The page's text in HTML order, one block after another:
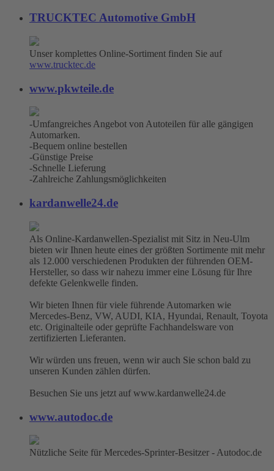
TRUCKTEC Automotive GmbH
Unser komplettes Online-Sortiment finden Sie auf
www.trucktec.de
www.pkwteile.de
-Umfangreiches Angebot von Autoteilen für alle gängigen
Automarken.
-Bequem online bestellen
-Günstige Preise
-Schnelle Lieferung
-Zahlreiche Zahlungsmöglichkeiten
kardanwelle24.de
Als Online-Kardanwellen-Spezialist mit Sitz in Neu-Ulm
bieten wir Ihnen heute eines der größten Sortimente mit mehr
als 12.000 verschiedenen Produkten der führenden OEM-
Hersteller, so dass wir nahezu immer eine Lösung für Ihre
defekte Gelenkwelle finden.
Wir bieten Ihnen für viele führende Automarken wie
Mercedes-Benz, VW, AUDI, KIA, Hyundai, Renault, Toyota
etc. Originalteile oder geprüfte Fachhandelsware von
zertifizierten Lieferanten.
Wir würden uns freuen, wenn wir auch Sie schon bald zu
unseren Kunden zählen dürfen.
Besuchen Sie uns jetzt auf www.kardanwelle24.de
www.autodoc.de
Nützliche Seite für Mercedes-Sprinter-Besitzer - Autodoc.de